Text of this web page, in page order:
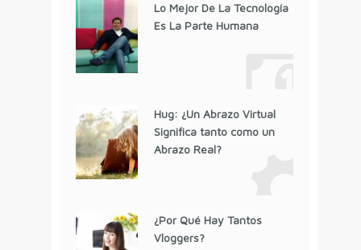
Lo Mejor De La Tecnología
Es La Parte Humana
Hug: ¿Un Abrazo Virtual
Significa tanto como un
Abrazo Real?
¿Por Qué Hay Tantos
Vloggers?